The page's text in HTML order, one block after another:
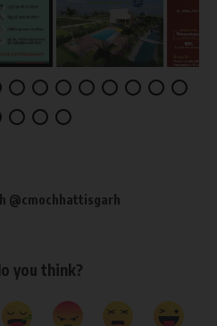
@cmochhattisgarh
you think?